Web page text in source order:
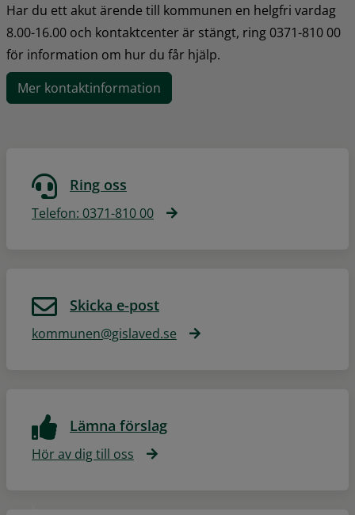
Har du ett akut ärende till kommunen en helgfri vardag
8.00-16.00 och kontaktcenter är stängt, ring 0371-810 00
för information om hur du får hjälp.
Mer kontaktinformation
Ring oss
Telefon: 0371-810 00
Skicka e-post
kommunen@gislaved.se
Lämna förslag
Hör av dig till oss